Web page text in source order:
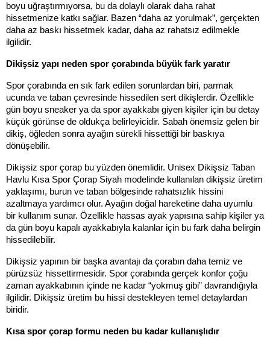
boyu uğraştırmıyorsa, bu da dolaylı olarak daha rahat
hissetmenize katkı sağlar. Bazen “daha az yorulmak”, gerçekten
daha az baskı hissetmek kadar, daha az rahatsız edilmekle
ilgilidir.
Dikişsiz yapı neden spor çorabında büyük fark yaratır
Spor çorabında en sık fark edilen sorunlardan biri, parmak
ucunda ve taban çevresinde hissedilen sert dikişlerdir. Özellikle
gün boyu sneaker ya da spor ayakkabı giyen kişiler için bu detay
küçük görünse de oldukça belirleyicidir. Sabah önemsiz gelen bir
dikiş, öğleden sonra ayağın sürekli hissettiği bir baskıya
dönüşebilir.
Dikişsiz spor çorap bu yüzden önemlidir. Unisex Dikişsiz Taban
Havlu Kısa Spor Çorap Siyah modelinde kullanılan dikişsiz üretim
yaklaşımı, burun ve taban bölgesinde rahatsızlık hissini
azaltmaya yardımcı olur. Ayağın doğal hareketine daha uyumlu
bir kullanım sunar. Özellikle hassas ayak yapısına sahip kişiler ya
da gün boyu kapalı ayakkabıyla kalanlar için bu fark daha belirgin
hissedilebilir.
Dikişsiz yapının bir başka avantajı da çorabın daha temiz ve
pürüzsüz hissettirmesidir. Spor çorabında gerçek konfor çoğu
zaman ayakkabının içinde ne kadar “yokmuş gibi” davrandığıyla
ilgilidir. Dikişsiz üretim bu hissi destekleyen temel detaylardan
biridir.
Kısa spor çorap formu neden bu kadar kullanışlıdır